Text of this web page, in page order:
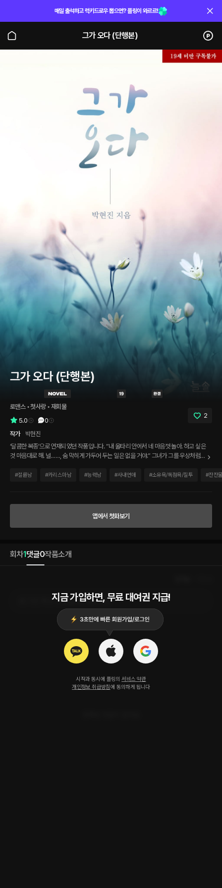
매일 출석하고 럭키드로우 뽑으면? 플링이 와르르!
그가 오다 (단행본)
그가 오다 (단행본)
로맨스 • 첫사랑 • 재회물
5.0
0
2
작가
박현진
‘달콤한 복종’으로 연재되었던 작품입니다. “내 울타리 안에서 네 마음껏 놀아. 하고 싶은
것 마음대로 해. 널……, 숨 막히게 가두어 두는 일은 없을 거야.” 그녀가 그를 우상처럼
얼굴이 붉게 물든다는 것도 안다. 우상을 향한 마음은 어느 순간 변절하기 쉽다. 소녀 시
술이 찬 이마에 닿으며 보이지 않는 각인을 남겼다. ‘그러니 기다려.’ 언제……. 우리가 그
렇게 친근했던 사이였나요. 내 우상이 당신이라는 걸 알고 있었죠. 그리고 그걸 우습게
순간 아찔해져 눈을 감았다. 곧바로 눈을 뜨고 건영의 눈을 노려보았다. “난 기다린 적 없
는데?” 마음을 표현하지 못했던 남자 서건영과 잊으려 했지만 그러지 못한 유정은. 다시
#절륜남 #카리스마남 #능력남 #사내연애 #소유욕/독점욕/질투 #잔잔
앱에서 첫화보기
회차1 댓글0작품소개
지금 가입하면, 무료 대여권 지급!
시작과 동시에 플링의 서비스 약관
개인정보 취급방침에 동의하게 됩니다
로그인 하고 댓글을 남겨보세요